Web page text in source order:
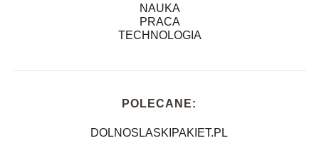
NAUKA
PRACA
TECHNOLOGIA
POLECANE:
DOLNOSLASKIPAKIET.PL